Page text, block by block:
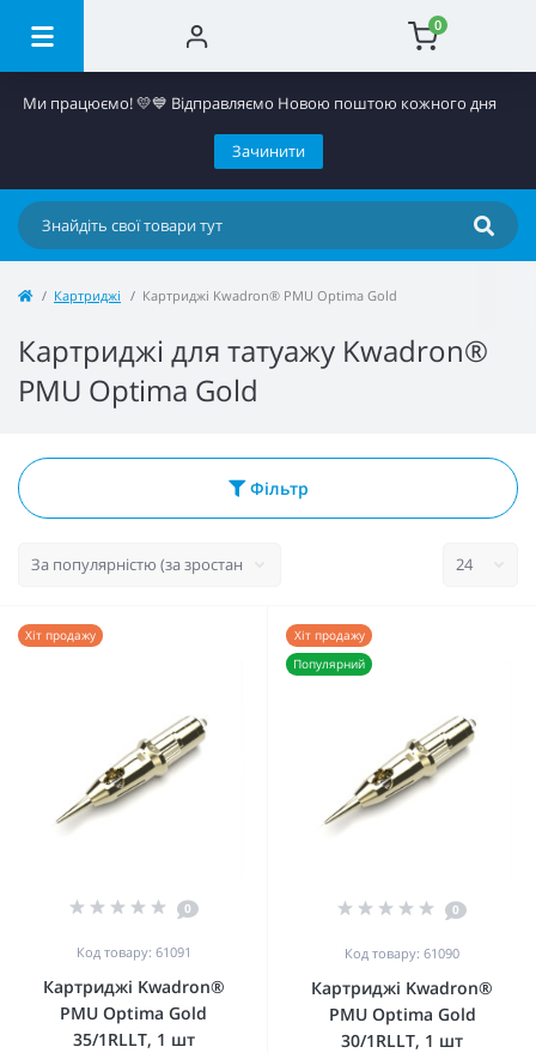
0
Ми працюємо! 💛​💙 Відправляємо Новою поштою кожного дня
Зачинити
Картриджі Картриджі Kwadron® PMU Optima Gold
Картриджі для татуажу Kwadron®
PMU Optima Gold
Фільтр
Хіт продажу
0
Код товару: 61091
Картриджі Kwadron®
PMU Optima Gold
35/1RLLT, 1 шт
Хіт продажу
Популярний
0
Код товару: 61090
Картриджі Kwadron®
PMU Optima Gold
30/1RLLT, 1 шт